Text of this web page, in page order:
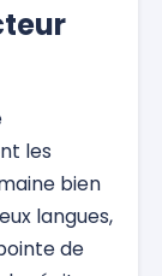
les
bien
langues,
de